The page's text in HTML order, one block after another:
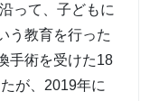
って、子どもに
う教育を行った
手術を受けた18
が、2019年に